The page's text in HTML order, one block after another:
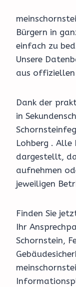
Bürgern in
einfach zu
Unsere
aus offiziellen
Dank der
in
Lohberg .
dargestellt,
aufnehmen
jeweiligen
Finden Sie
Ihr
Schornstein,